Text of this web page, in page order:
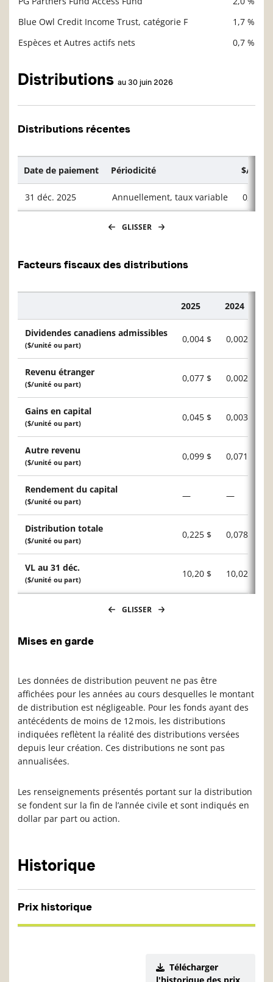
Blue Owl Credit Income Trust, catégorie F
1,7 %
Espèces et Autres actifs nets
0,7 %
Distributions au 30 juin 2026
Distributions récentes
Date de paiement Périodicité $/
31 déc. 2025 Annuellement, taux variable
GLISSER
Facteurs fiscaux des distributions
2025 2024
Dividendes canadiens admissibles
($/unité ou part)
0,004 $ 0,002 $
Revenu étranger
($/unité ou part)
0,077 $ 0,002 $
Gains en capital
($/unité ou part)
0,045 $ 0,003 $
Autre revenu
($/unité ou part)
0,099 $ 0,071 $
Rendement du capital
($/unité ou part)
— —
Distribution totale
($/unité ou part)
0,225 $ 0,078 $
VL au 31 déc.
($/unité ou part)
10,20 $ 10,02 $
GLISSER
Mises en garde
Les données de distribution peuvent ne pas être
affichées pour les années au cours desquelles le montant
de distribution est négligeable. Pour les fonds ayant des
antécédents de moins de 12 mois, les distributions
indiquées reflètent la réalité des distributions versées
depuis leur création. Ces distributions ne sont pas
annualisées.
Les renseignements présentés portant sur la distribution
se fondent sur la fin de l’année civile et sont indiqués en
dollar par part ou action.
Historique
Prix historique
Télécharger